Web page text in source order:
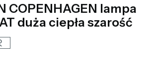
COPENHAGEN lampa
duża ciepła szarość